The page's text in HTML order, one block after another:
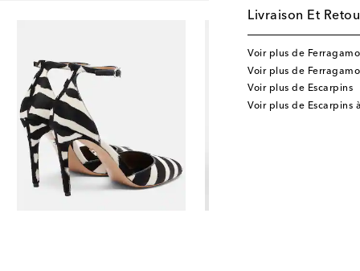
Livraison Et
Voir plus de Ferragamo
Voir plus de
Voir plus de Escarpins
Voir plus de Escarpins